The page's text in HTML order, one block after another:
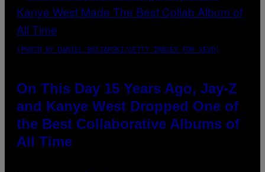
(PHOTO BY DANIEL BOCZARSKI/GETTY IMAGES FOR VEVO)
On This Day 15 Years Ago, Jay-Z
and Kanye West Dropped One of
the Best Collaborative Albums of
All Time